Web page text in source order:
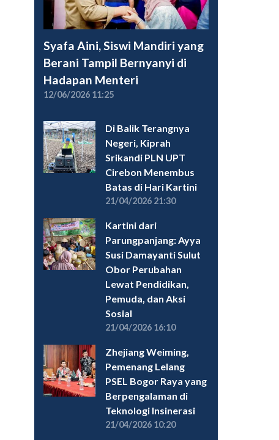
Syafa Aini, Siswi Mandiri yang
Berani Tampil Bernyanyi di
Hadapan Menteri
12/06/2026 11:25
Di Balik Terangnya
Negeri, Kiprah
Srikandi PLN UPT
Cirebon Menembus
Batas di Hari Kartini
21/04/2026 21:30
Kartini dari
Parungpanjang: Ayya
Susi Damayanti Sulut
Obor Perubahan
Lewat Pendidikan,
Pemuda, dan Aksi
Sosial
21/04/2026 16:10
Zhejiang Weiming,
Pemenang Lelang
PSEL Bogor Raya yang
Berpengalaman di
Teknologi Insinerasi
21/04/2026 10:20